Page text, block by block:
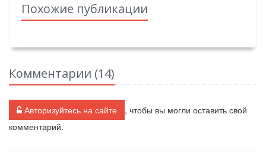
Похожие публикации
Комментарии (14)
Авторизуйтесь на сайте
, чтобы вы могли оставить свой
комментарий.